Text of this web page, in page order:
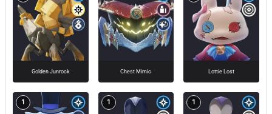
Golden Junrock Chest Mimic Lottie Lost
1 1 1